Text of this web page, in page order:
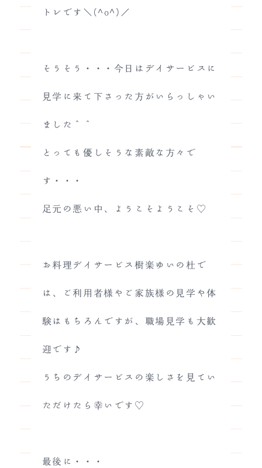
トレです＼(^o^)／
そうそう・・・今日はデイサービスに
見学に来て下さった方がいらっしゃい
ました＾＾
とっても優しそうな素敵な方々で
す・・・
足元の悪い中、ようこそようこそ♡
お料理デイサービス樹楽ゆいの杜で
は、ご利用者様やご家族様の見学や体
験はもちろんですが、職場見学も大歓
迎です♪
うちのデイサービスの楽しさを見てい
ただけたら幸いです♡
最後に・・・